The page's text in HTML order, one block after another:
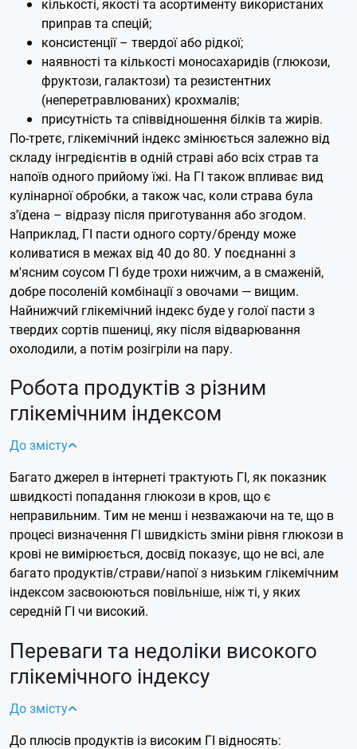
приправ та спецій;
консистенції – твердої або рідкої;
наявності та кількості моносахаридів (глюкози,
фруктози, галактози) та резистентних
(неперетравлюваних) крохмалів;
присутність та співвідношення білків та жирів.
По-третє, глікемічний індекс змінюється залежно від
складу інгредієнтів в одній страві або всіх страв та
напоїв одного прийому їжі. На ГІ також впливає вид
кулінарної обробки, а також час, коли страва була
з'їдена – відразу після приготування або згодом.
Наприклад, ГІ пасти одного сорту/бренду може
коливатися в межах від 40 до 80. У поєднанні з
м'ясним соусом ГІ буде трохи нижчим, а в смаженій,
добре посоленій комбінації з овочами — вищим.
Найнижчий глікемічний індекс буде у голої пасти з
твердих сортів пшениці, яку після відварювання
охолодили, а потім розігріли на пару.
Робота продуктів з різним
глікемічним індексом
До змісту
Багато джерел в інтернеті трактують ГІ, як показник
швидкості попадання глюкози в кров, що є
неправильним. Тим не менш і незважаючи на те, що в
процесі визначення ГІ швидкість зміни рівня глюкози в
крові не вимірюється, досвід показує, що не всі, але
багато продуктів/страви/напої з низьким глікемічним
індексом засвоюються повільніше, ніж ті, у яких
середній ГІ чи високий.
Переваги та недоліки високого
глікемічного індексу
До змісту
До плюсів продуктів із високим ГІ відносять: